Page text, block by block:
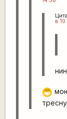
в
;D